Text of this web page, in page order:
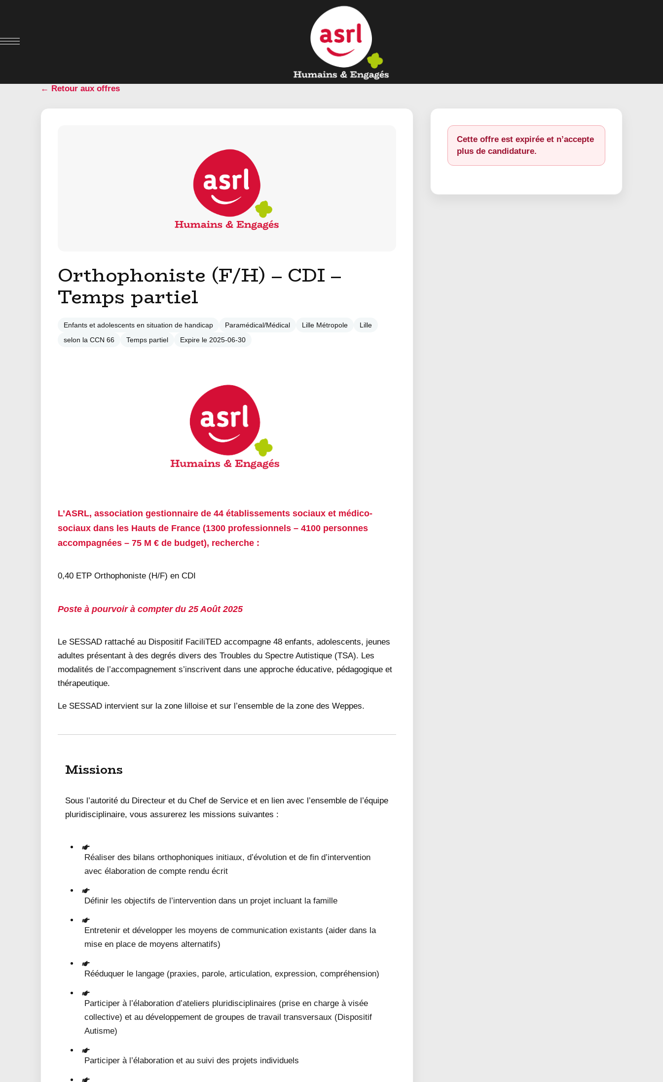
← Retour aux offres
Orthophoniste (F/H) – CDI –
Temps partiel
Enfants et adolescents en situation de handicap Paramédical/Médical Lille Métropole
Lille
selon la CCN 66
Temps partiel Expire le 2025-06-30
L’ASRL, association gestionnaire de 44 établissements sociaux et médico-
sociaux dans les Hauts de France (1300 professionnels – 4100 personnes
accompagnées – 75 M € de budget), recherche :
0,40 ETP Orthophoniste (H/F) en CDI
Poste à pourvoir à compter du 25 Août 2025
Le SESSAD rattaché au Dispositif FaciliTED accompagne 48 enfants, adolescents, jeunes
adultes présentant à des degrés divers des Troubles du Spectre Autistique (TSA). Les
modalités de l’accompagnement s’inscrivent dans une approche éducative, pédagogique et
thérapeutique.
Le SESSAD intervient sur la zone lilloise et sur l’ensemble de la zone des Weppes.
Missions
Sous l’autorité du Directeur et du Chef de Service et en lien avec l’ensemble de l’équipe
pluridisciplinaire, vous assurerez les missions suivantes :
Réaliser des bilans orthophoniques initiaux, d’évolution et de fin d’intervention
avec élaboration de compte rendu écrit
Définir les objectifs de l’intervention dans un projet incluant la famille
Entretenir et développer les moyens de communication existants (aider dans la
mise en place de moyens alternatifs)
Rééduquer le langage (praxies, parole, articulation, expression, compréhension)
Participer à l’élaboration d’ateliers pluridisciplinaires (prise en charge à visée
collective) et au développement de groupes de travail transversaux (Dispositif
Autisme)
Participer à l’élaboration et au suivi des projets individuels
Cette offre est expirée et n’accepte
plus de candidature.